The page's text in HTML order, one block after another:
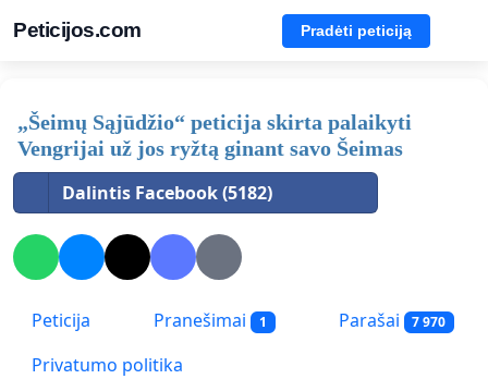
Peticijos.com Pradėti peticiją
„Šeimų Sąjūdžio“ peticija skirta palaikyti
Vengrijai už jos ryžtą ginant savo Šeimas
Dalintis Facebook (5182)
Peticija Pranešimai 1 Parašai 7 970
Privatumo politika